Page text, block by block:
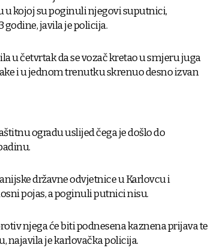
u kojoj su poginuli njegovi suputnici,
godine, javila je policija.
u četvrtak da se vozač kretao u smjeru juga
i u jednom trenutku skrenuo desno izvan
ogradu uslijed čega je došlo do
državne odvjetnice u Karlovcu i
pojas, a poginuli putnici nisu.
njega će biti podnesena kaznena prijava te
najavila je karlovačka policija.